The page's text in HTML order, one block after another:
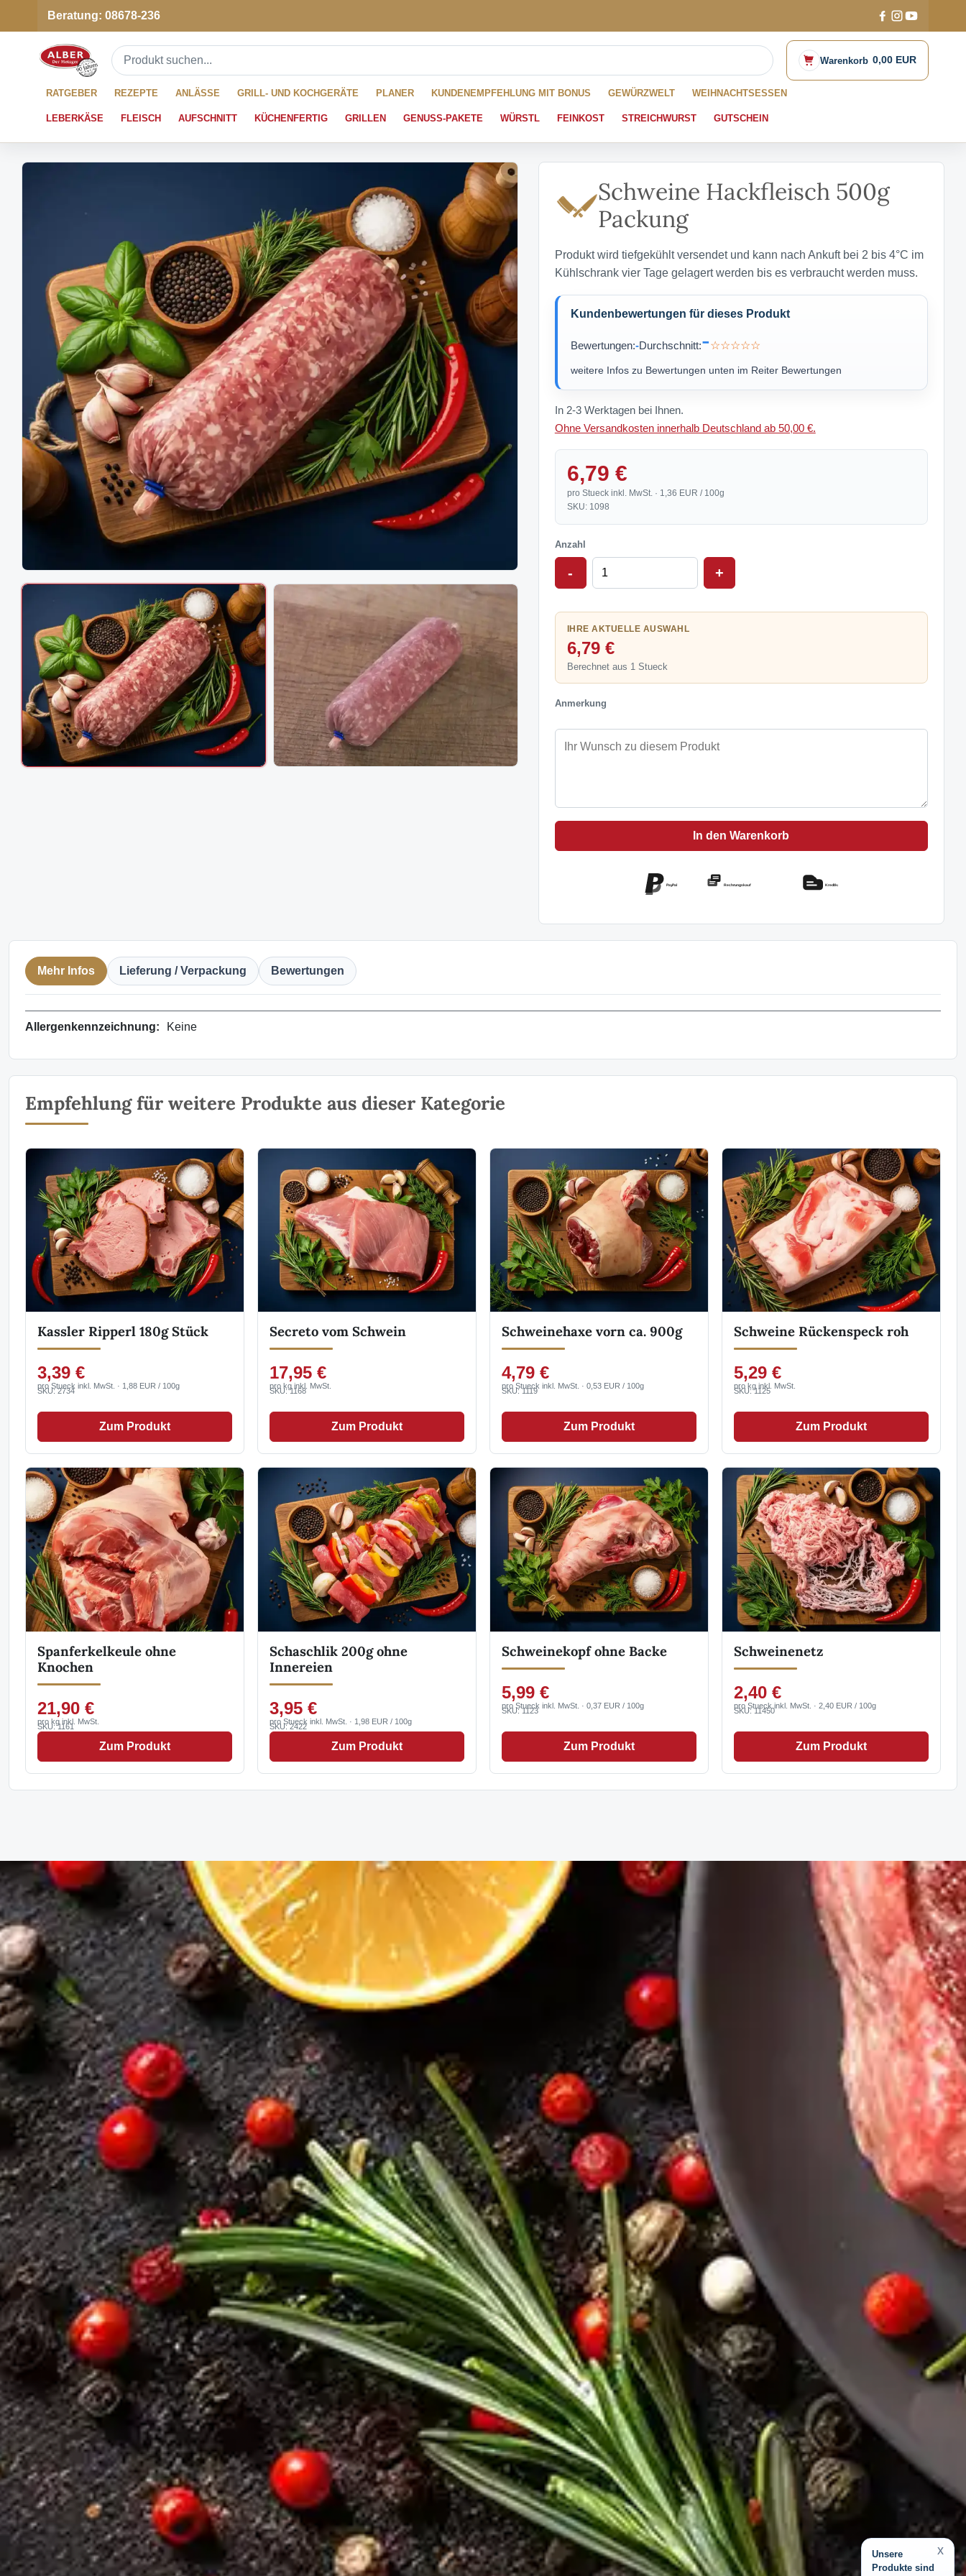
Beratung: 08678-236
Warenkorb 0,00 EUR
RATGEBER REZEPTE ANLÄSSE GRILL- UND KOCHGERÄTE PLANER KUNDENEMPFEHLUNG MIT BONUS GEWÜRZWELT WEIHNACHTSESSEN
LEBERKÄSE FLEISCH AUFSCHNITT KÜCHENFERTIG GRILLEN GENUSS-PAKETE WÜRSTL FEINKOST STREICHWURST GUTSCHEIN
Schweine Hackfleisch 500g
Packung
Produkt wird tiefgekühlt versendet und kann nach Ankuft bei 2 bis 4°C im
Kühlschrank vier Tage gelagert werden bis es verbraucht werden muss.
Kundenbewertungen für dieses Produkt
Bewertungen:-Durchschnitt:-☆☆☆☆☆
weitere Infos zu Bewertungen unten im Reiter Bewertungen
In 2-3 Werktagen bei Ihnen.
Ohne Versandkosten innerhalb Deutschland ab 50,00 €.
6,79 €
pro Stueck inkl. MwSt. · 1,36 EUR / 100g
SKU: 1098
Anzahl
- +
IHRE AKTUELLE AUSWAHL
6,79 €
Berechnet aus 1 Stueck
Anmerkung
In den Warenkorb
PayPal Rechnungskauf Kreditkarte
Mehr Infos Lieferung / Verpackung Bewertungen
Allergenkennzeichnung: Keine
Empfehlung für weitere Produkte aus dieser Kategorie
Kassler Ripperl 180g Stück
3,39 €
pro Stueck inkl. MwSt. · 1,88 EUR / 100g
SKU: 2734
Zum Produkt
Secreto vom Schwein
17,95 €
pro kg inkl. MwSt.
SKU: 1168
Zum Produkt
Schweinehaxe vorn ca. 900g
4,79 €
pro Stueck inkl. MwSt. · 0,53 EUR / 100g
SKU: 1119
Zum Produkt
Schweine Rückenspeck roh
5,29 €
pro kg inkl. MwSt.
SKU: 1125
Zum Produkt
Spanferkelkeule ohne
Knochen
21,90 €
pro kg inkl. MwSt.
SKU: 1161
Zum Produkt
Schaschlik 200g ohne
Innereien
3,95 €
pro Stueck inkl. MwSt. · 1,98 EUR / 100g
SKU: 2422
Zum Produkt
Schweinekopf ohne Backe
5,99 €
pro Stueck inkl. MwSt. · 0,37 EUR / 100g
SKU: 1123
Zum Produkt
Schweinenetz
2,40 €
pro Stueck inkl. MwSt. · 2,40 EUR / 100g
SKU: 11450
Zum Produkt
x
Unsere
Produkte sind